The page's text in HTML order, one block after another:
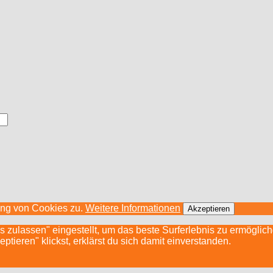
von Cookies zu. Weitere Informationen Akzeptieren
eingestellt, um das beste Surferlebnis zu
klickst, erklärst du sich damit einverstanden.